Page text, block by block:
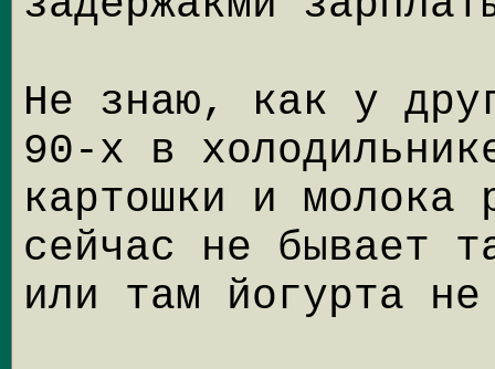
Не знаю, как у
90-х в
картошки и
сейчас не бывает
или там йогурта